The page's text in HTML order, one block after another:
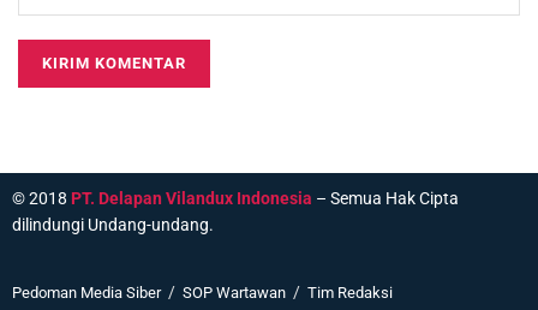
© 2018 PT. Delapan Vilandux Indonesia – Semua Hak Cipta
dilindungi Undang-undang.
Pedoman Media Siber SOP Wartawan Tim Redaksi